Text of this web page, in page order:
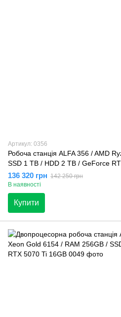
Артикул: 0356
Робоча станція ALFA 356 / AMD
SSD 1 TB / HDD 2 TB / GeForce
136 320 грн 142 250 грн
В наявності
Купити